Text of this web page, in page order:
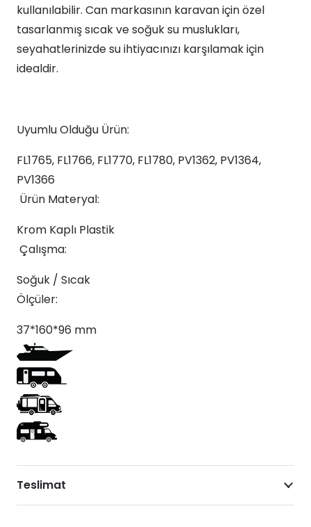
kullanılabilir. Can markasının karavan için özel
tasarlanmış sıcak ve soğuk su muslukları,
seyahatlerinizde su ihtiyacınızı karşılamak için
idealdir.
Uyumlu Olduğu Ürün:
FL1765, FL1766, FL1770, FL1780, PV1362, PV1364,
PV1366
Ürün Materyal:
Krom Kaplı Plastik
Çalışma:
Soğuk / Sıcak
Ölçüler:
37*160*96 mm
Teslimat